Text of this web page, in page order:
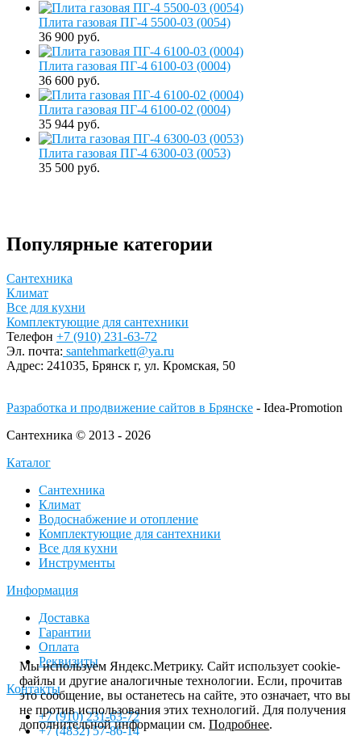
Плита газовая ПГ-4 5500-03 (0054)
36 900 руб.
Плита газовая ПГ-4 6100-03 (0004)
36 600 руб.
Плита газовая ПГ-4 6100-02 (0004)
35 944 руб.
Плита газовая ПГ-4 6300-03 (0053)
35 500 руб.
Популярные категории
Сантехника
Климат
Все для кухни
Комплектующие для сантехники
Телефон +7 (910) 231-63-72
Эл. почта: santehmarkett@ya.ru
Адрес: 241035, Брянск г, ул. Кромская, 50
Разработка и продвижение сайтов в Брянске - Idea-Promotion
Сантехника © 2013 - 2026
Каталог
Сантехника
Климат
Водоснабжение и отопление
Комплектующие для сантехники
Все для кухни
Инструменты
Информация
Доставка
Гарантии
Оплата
Реквизиты
Контакты
+7 (910) 231-63-72
+7 (4832) 57-86-14
Мы используем Яндекс.Метрику. Сайт использует cookie-
файлы и другие аналогичные технологии. Если, прочитав
это сообщение, вы останетесь на сайте, это означает, что вы
не против использования этих технологий. Для получения
дополнительной информации см.Подробнее.